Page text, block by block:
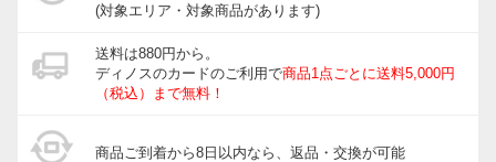
(対象エリア・対象商品があります)
送料は880円から。
ディノスのカードのご利用で商品1点ごとに送料5,000円
（税込）まで無料！
商品ご到着から8日以内なら、返品・交換が可能